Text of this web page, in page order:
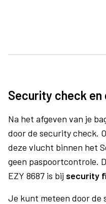
Security check en
Na het afgeven van je
door de security check.
deze vlucht binnen het
geen paspoortcontrole.
EZY 8687 is bij security
Je kunt meteen door de